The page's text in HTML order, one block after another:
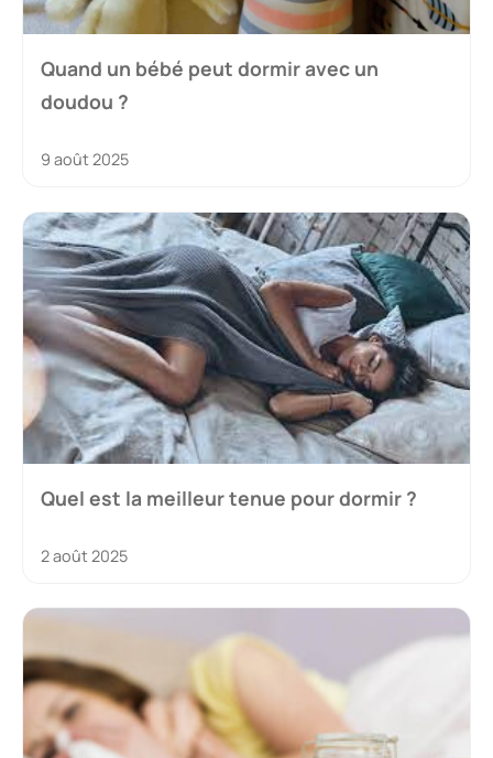
Quand un bébé peut dormir avec un
doudou ?
9 août 2025
Quel est la meilleur tenue pour dormir ?
2 août 2025